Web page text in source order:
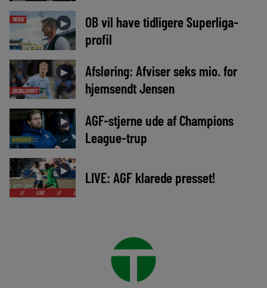
MEDIE ►
OB vil have tidligere Superliga-
profil
EKSKLUSIVT
►
Afsløring: Afviser seks mio. for
hjemsendt Jensen
NYHEDER
►
AGF-stjerne ude af Champions
League-trup
►
LIVE
LIVE: AGF klarede presset!